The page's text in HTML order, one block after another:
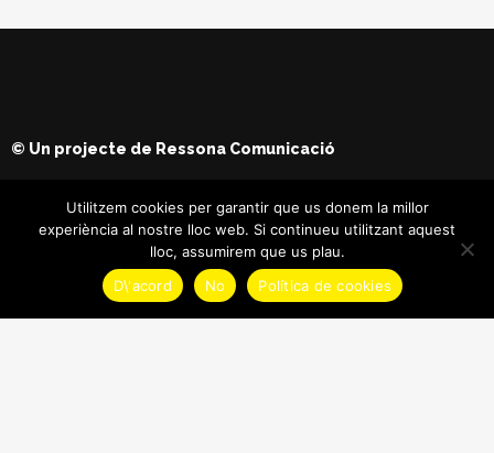
© Un projecte de Ressona Comunicació
Utilitzem cookies per garantir que us donem la millor
experiència al nostre lloc web. Si continueu utilitzant aquest
lloc, assumirem que us plau.
D\'acord
No Política de cookies